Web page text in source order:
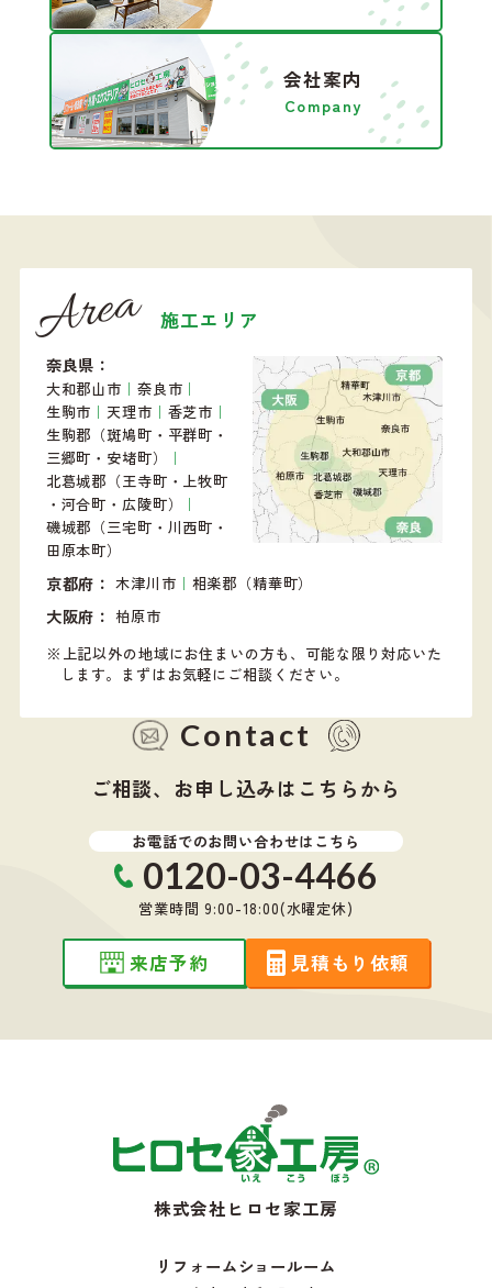
会社案内
Company
Area 施工エリア
奈良県
大和郡山市 ｜ 奈良市 ｜
生駒市 ｜天理市 ｜ 香芝市 ｜
生駒郡（斑鳩町・平群町・
三郷町・安堵町）
｜
北葛城郡（王寺町・上牧町
・河合町・広陵町）
｜
磯城郡（三宅町・川西町・
田原本町）
京都府 木津川市 ｜ 相楽郡（精華町）
大阪府
柏原市
上記以外の地域にお住まいの方も、可能な限り対応いた
します。 まずはお気軽にご相談ください。
Contact
ご相談、お申し込みはこちらから
お電話でのお問い合わせはこちら
0120-03-4466
営業時間 9:00-18:00(水曜定休)
来店予約 見積もり依頼
株式会社ヒロセ家工房
リフォームショールーム